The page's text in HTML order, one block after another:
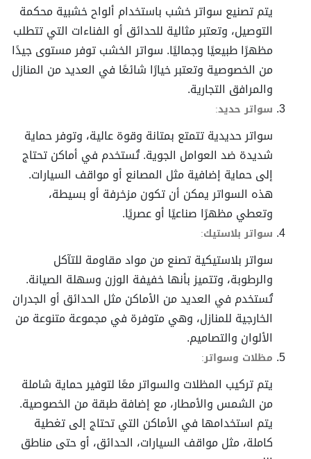
يتم تصنيع سواتر خشب باستخدام ألواح خشبية محكمة
التوصيل، وتعتبر مثالية للحدائق أو الفناءات التي تتطلب
مظهرًا طبيعيًا وجماليًا. سواتر الخشب توفر مستوى جيدًا
من الخصوصية وتعتبر خيارًا شائعًا في العديد من المنازل
والمرافق التجارية.
سواتر حديد:
سواتر حديدية تتمتع بمتانة وقوة عالية، وتوفر حماية
شديدة ضد العوامل الجوية. تُستخدم في أماكن تحتاج
إلى حماية إضافية مثل المصانع أو مواقف السيارات.
هذه السواتر يمكن أن تكون مزخرفة أو بسيطة،
وتعطي مظهرًا صناعيًا أو عصريًا.
سواتر بلاستيك:
سواتر بلاستيكية تصنع من مواد مقاومة للتآكل
والرطوبة، وتتميز بأنها خفيفة الوزن وسهلة الصيانة.
تُستخدم في العديد من الأماكن مثل الحدائق أو الجدران
الخارجية للمنازل، وهي متوفرة في مجموعة متنوعة من
الألوان والتصاميم.
مظلات وسواتر:
يتم تركيب المظلات والسواتر معًا لتوفير حماية شاملة
من الشمس والأمطار، مع إضافة طبقة من الخصوصية.
يتم استخدامها في الأماكن التي تحتاج إلى تغطية
كاملة، مثل مواقف السيارات، الحدائق، أو حتى مناطق